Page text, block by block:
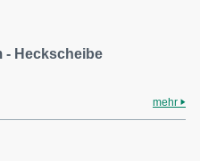
- Heckscheibe
mehr